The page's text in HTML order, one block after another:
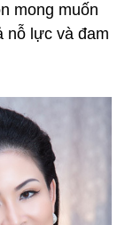
mong muốn
nỗ lực và đam